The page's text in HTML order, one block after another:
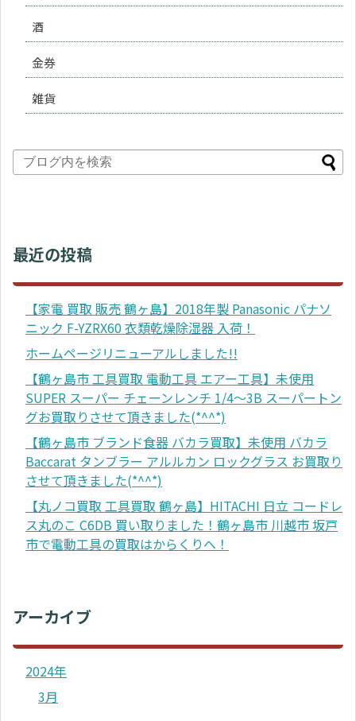
酒
金券
雑貨
最近の投稿
【家電 買取 販売 鶴ヶ島】2018年製 Panasonic パナソ
ニック F-YZRX60 衣類乾燥除湿器 入荷！
ホームページリニューアルしました!!
【鶴ヶ島市 工具買取 電動工具 エアー工具】未使用
SUPER スーパー チェーンレンチ 1/4～3B スーパートン
グお買取りさせて頂きました(*^^*)
【鶴ヶ島市 ブランド食器 バカラ買取】未使用 バカラ
Baccarat タンブラー アルルカン ロックグラス お買取り
させて頂きました(*^^*)
【丸ノコ買取 工具買取 鶴ヶ島】HITACHI 日立 コードレ
ス丸のこ C6DB 買い取りました！鶴ヶ島市 川越市 坂戸
市で電動工具の買取はからくりへ！
アーカイブ
2024年
3月